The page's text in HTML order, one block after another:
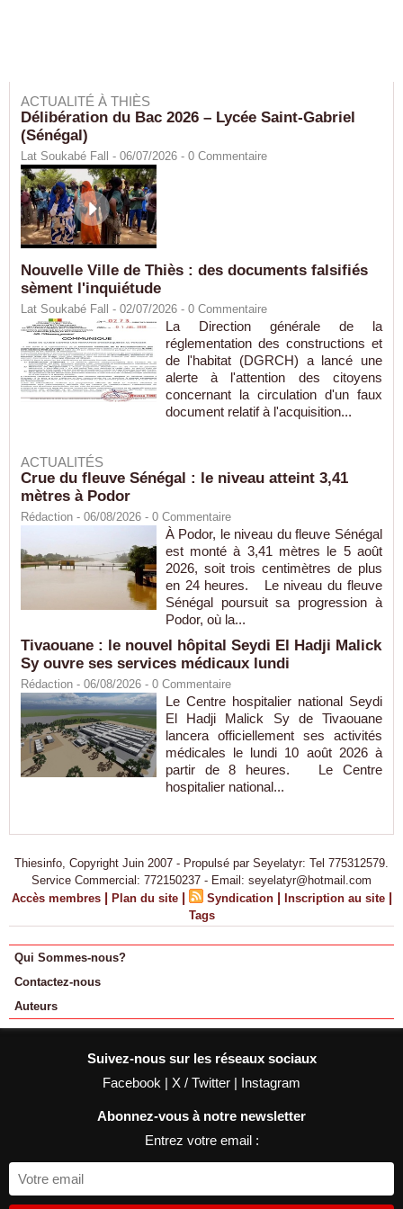
ACTUALITÉ À THIÈS
Délibération du Bac 2026 – Lycée Saint-Gabriel
(Sénégal)
Lat Soukabé Fall - 06/07/2026 - 0 Commentaire
Nouvelle Ville de Thiès : des documents falsifiés
sèment l'inquiétude
Lat Soukabé Fall - 02/07/2026 - 0 Commentaire
La Direction générale de la
réglementation des constructions et
de l'habitat (DGRCH) a lancé une
alerte à l'attention des citoyens
concernant la circulation d'un faux
document relatif à l'acquisition...
ACTUALITÉS
Crue du fleuve Sénégal : le niveau atteint 3,41
mètres à Podor
Rédaction - 06/08/2026 - 0 Commentaire
À Podor, le niveau du fleuve Sénégal
est monté à 3,41 mètres le 5 août
2026, soit trois centimètres de plus
en 24 heures. Le niveau du fleuve
Sénégal poursuit sa progression à
Podor, où la...
Tivaouane : le nouvel hôpital Seydi El Hadji Malick
Sy ouvre ses services médicaux lundi
Rédaction - 06/08/2026 - 0 Commentaire
Le Centre hospitalier national Seydi
El Hadji Malick Sy de Tivaouane
lancera officiellement ses activités
médicales le lundi 10 août 2026 à
partir de 8 heures. Le Centre
hospitalier national...
Thiesinfo, Copyright Juin 2007 - Propulsé par Seyelatyr: Tel 775312579.
Service Commercial: 772150237 - Email: seyelatyr@hotmail.com
Accès membres | Plan du site | Syndication | Inscription au site |
Tags
Qui Sommes-nous?
Contactez-nous
Auteurs
Suivez-nous sur les réseaux sociaux
Facebook | X / Twitter | Instagram
Abonnez-vous à notre newsletter
Entrez votre email :